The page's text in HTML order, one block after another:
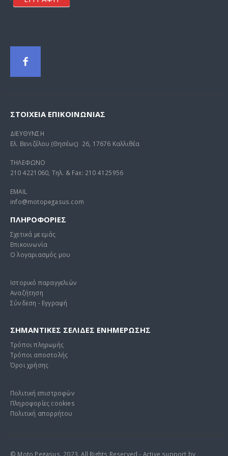
ΣΤΟΙΧΕΊΑ ΕΠΙΚΟΙΝΩΝΊΑΣ
ΔΙΕΥΘΥΝΣΗ
Ελ. Βενιζέλου (Θησέως) 26, 17676 Καλλιθέα
ΤΗΛΕΦΩΝΟ
210 4221060, Τηλ. & Fax: 210 4125956
EMAIL
info@motopegasus.com
ΠΛΗΡΟΦΟΡΙΕΣ
Σχετικά με εμάς
Επικοινωνία
Ο λογαριασμός μου
Ιστορικό παραγγελιών
Αναζήτηση
Σύνδεση - Εγγραφή
ΣΗΜΑΝΤΙΚΕΣ ΣΕΛΙΔΕΣ ΕΝΗΜΕΡΩΣΗΣ
Τρόποι πληρωμής
Τρόποι αποστολής
Όροι χρήσης
Πολιτική επιστροφών
Πληροφορίες cookies
Πολιτική απορρήτου
© Moto Pegasus. 2023. All Rights Reserved - Active support by